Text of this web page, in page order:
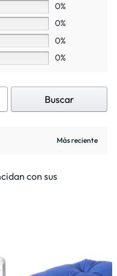
0%
0%
0%
0%
Buscar
con sus